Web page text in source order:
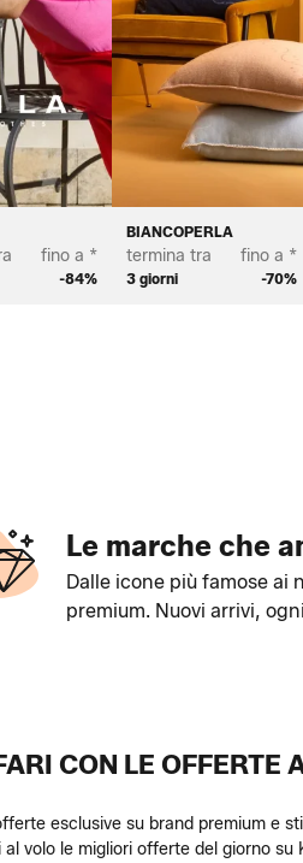
fino a *
-84%
BIANCOPERLA
termina tra
3 giorni
fino a *
-70%
Le marche che
Dalle icone più famose ai
premium. Nuovi arrivi,
CON LE OFFERTE
esclusive su brand premium e
volo le migliori offerte del giorno su